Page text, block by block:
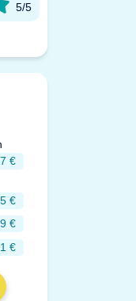
5/5
€
€
€
€